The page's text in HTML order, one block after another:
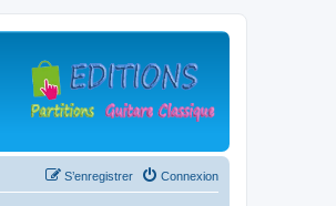
Connexion
S’enregistrer